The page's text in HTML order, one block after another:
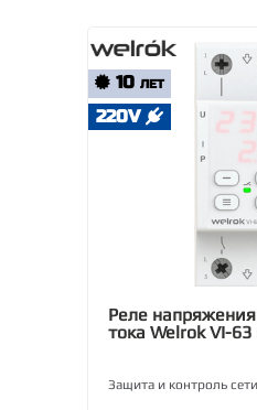
10 ЛЕТ
220V
Реле
тока Welrok VI-63
Защита и контроль сети